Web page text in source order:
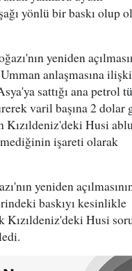
yönlü bir baskı olup
yeniden
anlaşmasına
sattığı ana petrol
varil başına 2 dolar
Kızıldeniz'deki Husi
işareti olarak
yeniden
baskıyı kesinlikle
Kızıldeniz'deki Husi